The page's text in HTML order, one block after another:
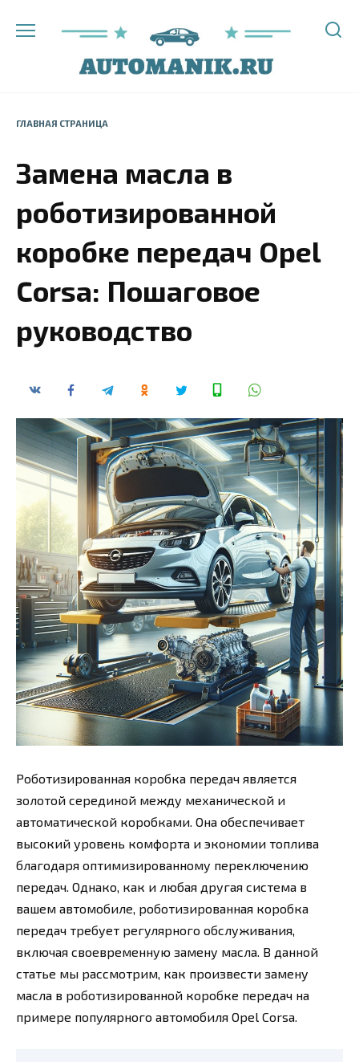
ГЛАВНАЯ СТРАНИЦА
Замена масла в
роботизированной
коробке передач Opel
Corsa: Пошаговое
руководство
Роботизированная коробка передач является
золотой серединой между механической и
автоматической коробками. Она обеспечивает
высокий уровень комфорта и экономии топлива
благодаря оптимизированному переключению
передач. Однако, как и любая другая система в
вашем автомобиле, роботизированная коробка
передач требует регулярного обслуживания,
включая своевременную замену масла. В данной
статье мы рассмотрим, как произвести замену
масла в роботизированной коробке передач на
примере популярного автомобиля Opel Corsa.